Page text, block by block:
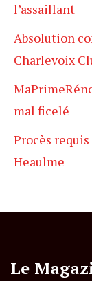
l’assaillant
Absolution
Charlevoix
mal ficelé
Procès
Heaulme
Le